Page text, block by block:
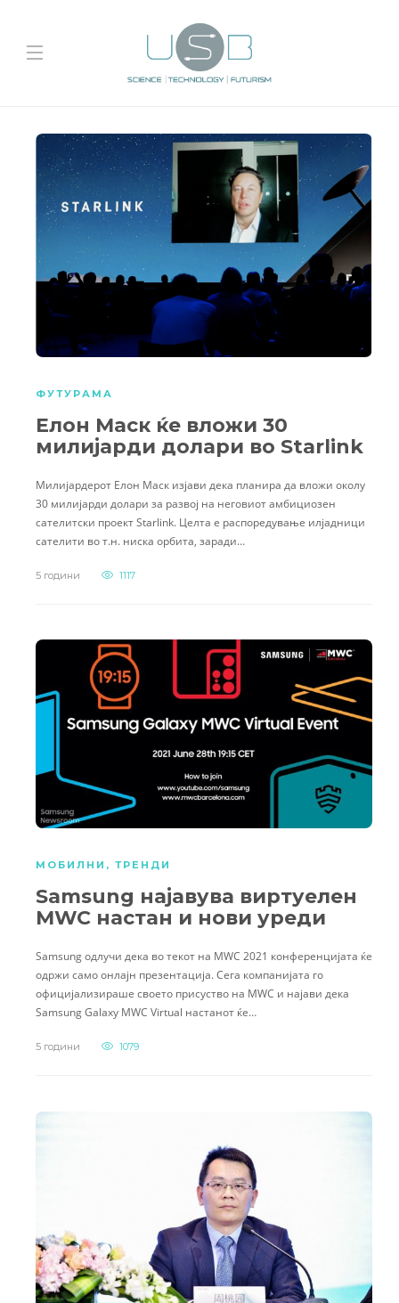
ФУТУРАМА
Елон Маск ќе вложи 30
милијарди долари во Starlink
Милијардерот Eлон Маск изјави дека планира да вложи околу
30 милијарди долари за развој на неговиот амбициозен
сателитски проект Starlink. Целта е распоредување илјадници
сателити во т.н. ниска орбита, заради…
5 години 1117
МОБИЛНИ , ТРЕНДИ
Samsung најавува виртуелен
MWC настан и нови уреди
Samsung одлучи дека во текот на MWC 2021 конференцијата ќе
одржи само онлајн презентација. Сега компанијата го
официјализираше своето присуство на MWC и најави дека
Samsung Galaxy MWC Virtual настанот ќе…
5 години 1079